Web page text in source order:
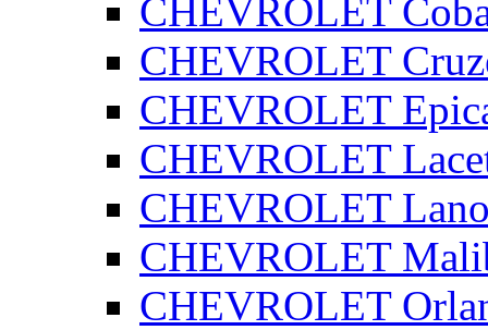
CHEVROLET
CHEVROLET
CHEVROLET
CHEVROLET
CHEVROLET
CHEVROLET
CHEVROLET